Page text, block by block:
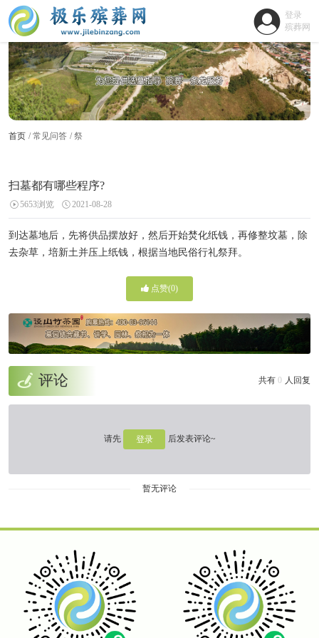
登录
殡葬网
首页 常见问答 祭
扫墓都有哪些程序?
5653浏览 2021-08-28
到达墓地后，先将供品摆放好，然后开始焚化纸钱，再修整坟墓，除
去杂草，培新土并压上纸钱，根据当地民俗行礼祭拜。
点赞(0)
评论 共有 0 人回复
请先 登录 后发表评论~
暂无评论